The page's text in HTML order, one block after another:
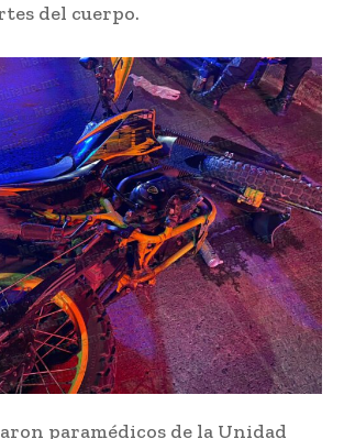
del cuerpo.
paramédicos de la Unidad